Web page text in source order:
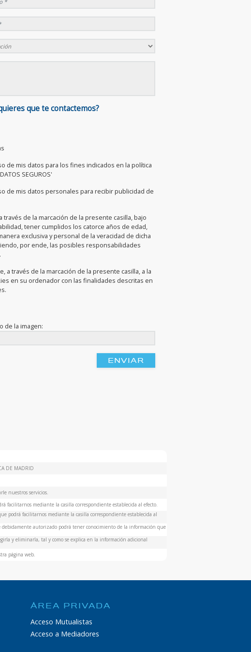
que te contactemos?
de mis datos para los fines indicados en la política
SEGUROS'
de mis datos personales para recibir publicidad de
través de la marcación de la presente casilla, bajo
tener cumplidos los catorce años de edad,
exclusiva y personal de la veracidad de dicha
por ende, las posibles responsabilidades
a través de la marcación de la presente casilla, a la
en su ordenador con las finalidades descritas en
de la imagen:
DE MADRID
nuestros servicios.
facilitarnos mediante la casilla correspondiente establecida al efecto.
podrá facilitarnos mediante la casilla correspondiente establecida al
autorizado podrá tener conocimiento de la información que
y eliminarla, tal y como se explica en la información adicional
página web.
ÁREA PRIVADA
Acceso Mutualistas
Acceso a Mediadores